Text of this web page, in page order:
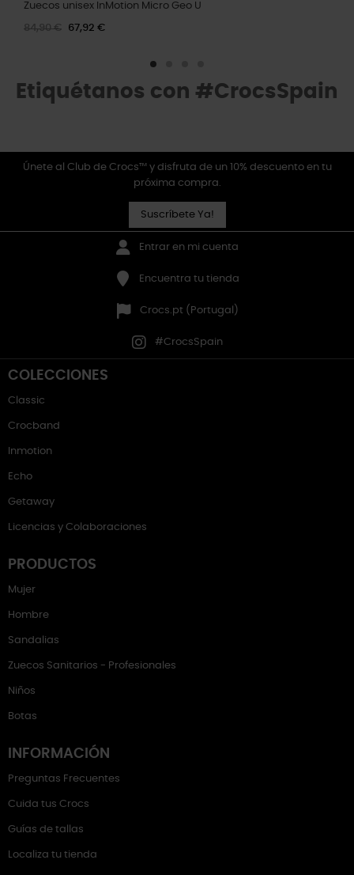
Zuecos unisex InMotion Micro Geo U
84,90 € 67,92 €
Etiquétanos con #CrocsSpain
Únete al Club de Crocs™ y disfruta de un 10% descuento en tu
próxima compra.
Suscríbete Ya!
Entrar en mi cuenta
Encuentra tu tienda
Crocs.pt (Portugal)
#CrocsSpain
COLECCIONES
Classic
Crocband
Inmotion
Echo
Getaway
Licencias y Colaboraciones
PRODUCTOS
Mujer
Hombre
Sandalias
Zuecos Sanitarios - Profesionales
Niños
Botas
INFORMACIÓN
Preguntas Frecuentes
Cuida tus Crocs
Guías de tallas
Localiza tu tienda